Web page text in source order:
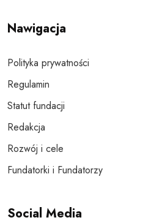
Nawigacja
Polityka prywatności
Regulamin
Statut fundacji
Redakcja
Rozwój i cele
Fundatorki i Fundatorzy
Social Media